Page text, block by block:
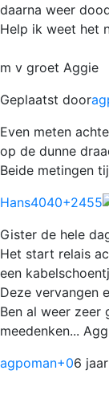
daarna weer
Help ik weet het
m v groet Aggie
Geplaatst door
Even meten
op de dunne
Beide metingen
Hans4040+2455
Gister de hele
Het start relais
een
Deze vervangen
Ben al weer zeer
meedenken...
agpoman+06 jaar